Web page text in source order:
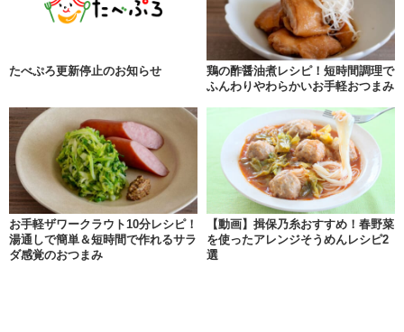
たべぷろ更新停止のお知らせ
鶏の酢醤油煮レシピ！短時間調理で
ふんわりやわらかいお手軽おつまみ
お手軽ザワークラウト10分レシピ！
湯通しで簡単＆短時間で作れるサラ
ダ感覚のおつまみ
【動画】揖保乃糸おすすめ！春野菜
を使ったアレンジそうめんレシピ2
選